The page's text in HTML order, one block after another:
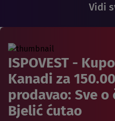
Vidi
ISPOVEST -
Kanadi za
prodavao: Sve o
Bjelić ćutao